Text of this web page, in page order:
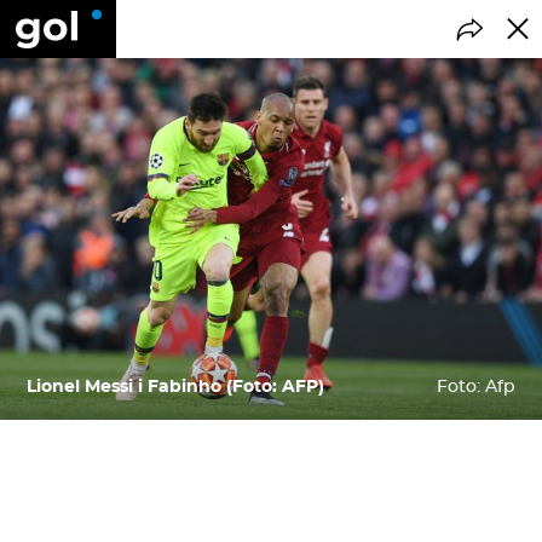
Lionel Messi i Fabinho (Foto: AFP) Foto: Afp